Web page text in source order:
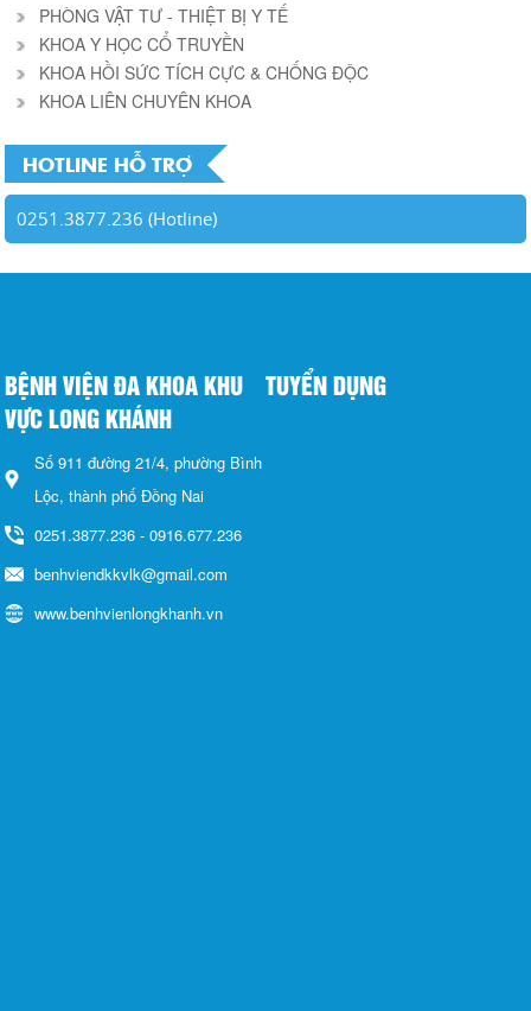
PHÒNG VẬT TƯ - THIỆT BỊ Y TẾ
KHOA Y HỌC CỔ TRUYỀN
KHOA HỒI SỨC TÍCH CỰC & CHỐNG ĐỘC
KHOA LIÊN CHUYÊN KHOA
HOTLINE HỖ TRỢ
0251.3877.236 (Hotline)
BỆNH VIỆN ĐA KHOA KHU
VỰC LONG KHÁNH
Số 911 đường 21/4, phường Bình
Lộc, thành phố Đồng Nai
0251.3877.236 - 0916.677.236
benhviendkkvlk@gmail.com
www.benhvienlongkhanh.vn
TUYỂN DỤNG